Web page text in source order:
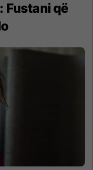
Fustani që